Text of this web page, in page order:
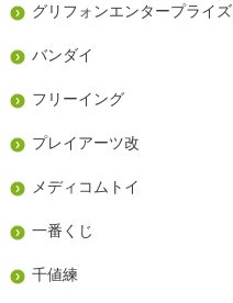
グリフォンエンタープライズ
バンダイ
フリーイング
プレイアーツ改
メディコムトイ
一番くじ
千値練